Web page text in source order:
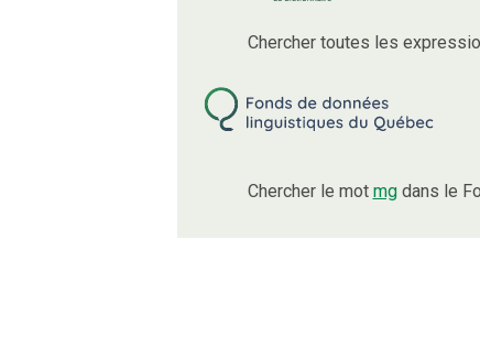
Chercher toutes les
Chercher le mot mgdans le